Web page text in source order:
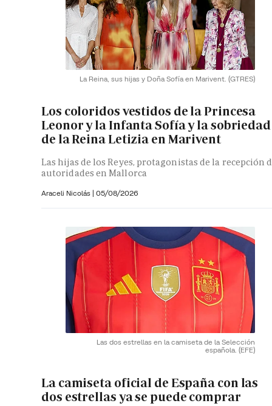
La Reina, sus hijas y Doña Sofía en Marivent. (GTRES)
Los coloridos vestidos de la Princesa
Leonor y la Infanta Sofía y la sobriedad
de la Reina Letizia en Marivent
Las hijas de los Reyes, protagonistas de la recepción
autoridades en Mallorca
Araceli Nicolás | 05/08/2026
Las dos estrellas en la camiseta de la Selección
española. (EFE)
La camiseta oficial de España con las
dos estrellas ya se puede comprar